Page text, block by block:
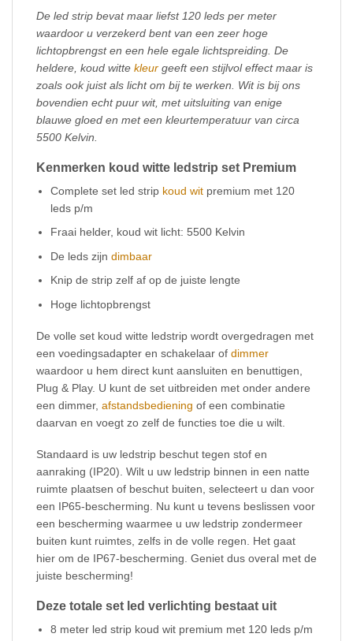
De led strip bevat maar liefst 120 leds per meter
waardoor u verzekerd bent van een zeer hoge
lichtopbrengst en een hele egale lichtspreiding. De
heldere, koud witte kleur geeft een stijlvol effect maar is
zoals ook juist als licht om bij te werken. Wit is bij ons
bovendien echt puur wit, met uitsluiting van enige
blauwe gloed en met een kleurtemperatuur van circa
5500 Kelvin.
Kenmerken koud witte ledstrip set Premium
Complete set led strip koud wit premium met 120
leds p/m
Fraai helder, koud wit licht: 5500 Kelvin
De leds zijndimbaar
Knip de strip zelf af op de juiste lengte
Hoge lichtopbrengst
De volle set koud witte ledstrip wordt overgedragen met
een voedingsadapter en schakelaar of dimmer
waardoor u hem direct kunt aansluiten en benuttigen,
Plug & Play. U kunt de set uitbreiden met onder andere
een dimmer, afstandsbediening of een combinatie
daarvan en voegt zo zelf de functies toe die u wilt.
Standaard is uw ledstrip beschut tegen stof en
aanraking (IP20). Wilt u uw ledstrip binnen in een natte
ruimte plaatsen of beschut buiten, selecteert u dan voor
een IP65-bescherming. Nu kunt u tevens beslissen voor
een bescherming waarmee u uw ledstrip zondermeer
buiten kunt ruimtes, zelfs in de volle regen. Het gaat
hier om de IP67-bescherming. Geniet dus overal met de
juiste bescherming!
Deze totale set led verlichting bestaat uit
8 meter led strip koud wit premium met 120 leds p/m